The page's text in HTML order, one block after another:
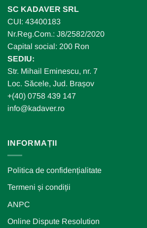
SC KADAVER SRL
CUI: 43400183
Nr.Reg.Com.: J8/2582/2020
Capital social: 200 Ron
SEDIU:
Str. Mihail Eminescu, nr. 7
Loc. Săcele, Jud. Brașov
+(40) 0758 439 147
info@kadaver.ro
INFORMAȚII
Politica de confidențialitate
Termeni și condiții
ANPC
Online Dispute Resolution